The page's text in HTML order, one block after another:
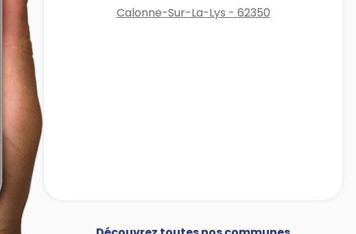
Calonne-Sur-La-Lys - 62350